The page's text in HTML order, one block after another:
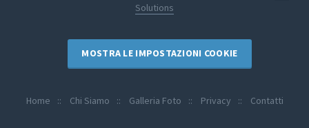
Solutions
MOSTRA LE IMPOSTAZIONI COOKIE
Home Chi Siamo Galleria Foto Privacy Contatti